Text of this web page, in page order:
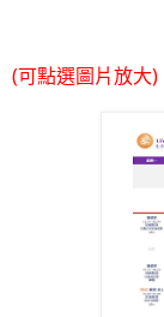
(可點選圖片放大)